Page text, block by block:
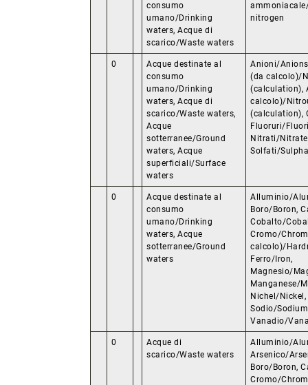
consumo
umano/Drinking
waters, Acque di
scarico/Waste waters
nitrogen
0
Acque destinate al
consumo
umano/Drinking
waters, Acque di
scarico/Waste waters,
Acque
sotterranee/Ground
waters, Acque
superficiali/Surface
waters
Anioni/
(da calcolo)/
(calculation),
calcolo)/
(calculation),
Fluoruri/
Nitrati/
Solfati/
0
Acque destinate al
consumo
umano/Drinking
waters, Acque
sotterranee/Ground
waters
Alluminio/
Boro/Boron,
Cobalto/
Cromo/
calcolo)/
Ferro/Iron,
Magnesio/
Manganese/
Nichel/Nickel,
Sodio/
Vanadio/
0
Acque di
scarico/Waste waters
Alluminio/
Arsenico/
Boro/Boron,
Cromo/